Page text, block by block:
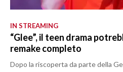
IN STREAMING
“Glee”, il teen drama
remake completo
Dopo la riscoperta da parte della